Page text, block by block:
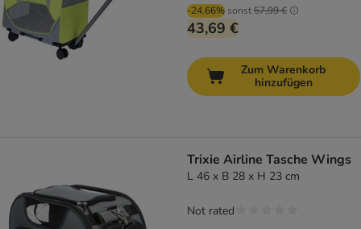
-24.66% sonst57,99 €
43,69 €
Zum Warenkorb
hinzufügen
Trixie Airline Tasche Wings
L 46 x B 28 x H 23 cm
Not rated